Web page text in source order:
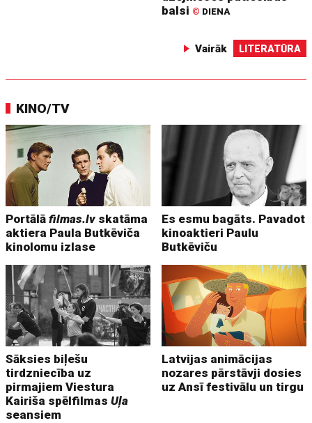
balsi © DIENA
Vairāk LITERATŪRA
KINO/TV
Portālāfilmas.lv skatāma
aktiera Paula Butkēviča
kinolomu izlase
Es esmu bagāts. Pavadot
kinoaktieri Paulu
Butkēviču
Sāksies biļešu
tirdzniecība uz
pirmajiem Viestura
Kairiša spēlfilmasUļa
seansiem
Latvijas animācijas
nozares pārstāvji dosies
uz Ansī festivālu un tirgu